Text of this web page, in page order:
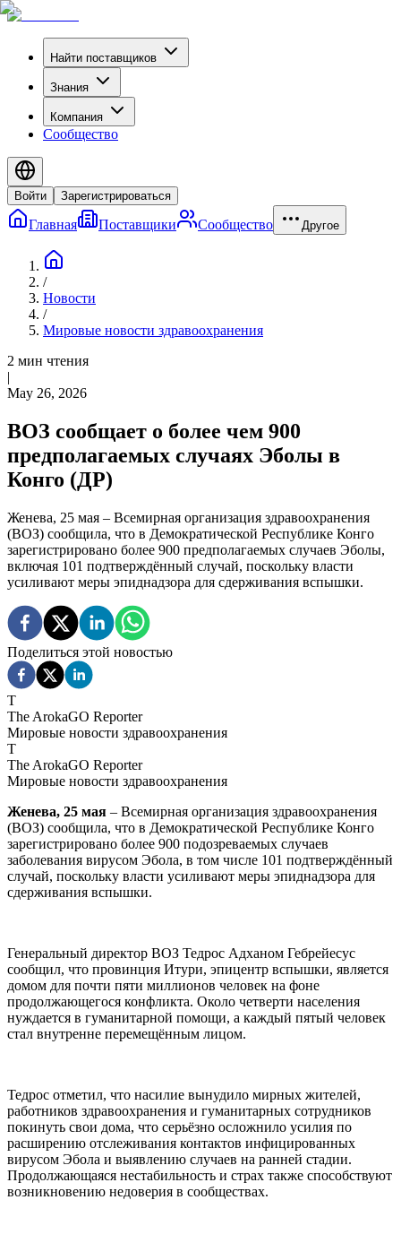
Найти поставщиков
Знания
Компания
Сообщество
Войти Зарегистрироваться
Главная Поставщики Сообщество Другое
/
Новости
/
Мировые новости здравоохранения
2 мин чтения
|
May 26, 2026
ВОЗ сообщает о более чем 900
предполагаемых случаях Эболы в
Конго (ДР)
Женева, 25 мая – Всемирная организация здравоохранения
(ВОЗ) сообщила, что в Демократической Республике Конго
зарегистрировано более 900 предполагаемых случаев Эболы,
включая 101 подтверждённый случай, поскольку власти
усиливают меры эпиднадзора для сдерживания вспышки.
Поделиться этой новостью
T
The ArokaGO Reporter
Мировые новости здравоохранения
T
The ArokaGO Reporter
Мировые новости здравоохранения
Женева, 25 мая – Всемирная организация здравоохранения
(ВОЗ) сообщила, что в Демократической Республике Конго
зарегистрировано более 900 подозреваемых случаев
заболевания вирусом Эбола, в том числе 101 подтверждённый
случай, поскольку власти усиливают меры эпиднадзора для
сдерживания вспышки.
Генеральный директор ВОЗ Тедрос Адханом Гебрейесус
сообщил, что провинция Итури, эпицентр вспышки, является
домом для почти пяти миллионов человек на фоне
продолжающегося конфликта. Около четверти населения
нуждается в гуманитарной помощи, а каждый пятый человек
стал внутренне перемещённым лицом.
Тедрос отметил, что насилие вынудило мирных жителей,
работников здравоохранения и гуманитарных сотрудников
покинуть свои дома, что серьёзно осложнило усилия по
расширению отслеживания контактов инфицированных
вирусом Эбола и выявлению случаев на ранней стадии.
Продолжающаяся нестабильность и страх также способствуют
возникновению недоверия в сообществах.